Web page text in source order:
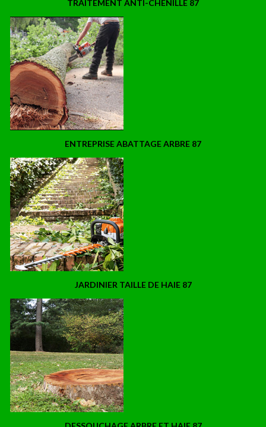
TRAITEMENT ANTI-CHENILLE 87
ENTREPRISE ABATTAGE ARBRE 87
JARDINIER TAILLE DE HAIE 87